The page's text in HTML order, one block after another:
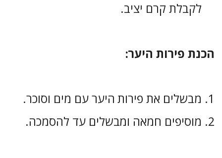
לקבלת קרם יציב.
הכנת פירות היער:
מבשלים את פירות היער עם מים וסוכר.
מוסיפים חמאה ומבשלים עד להסמכה.